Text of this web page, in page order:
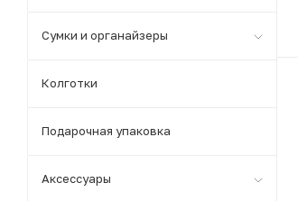
Сумки и органайзеры
Колготки
Подарочная упаковка
Аксессуары